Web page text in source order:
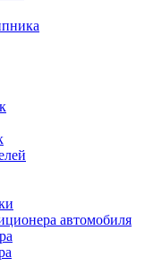
автомобиля